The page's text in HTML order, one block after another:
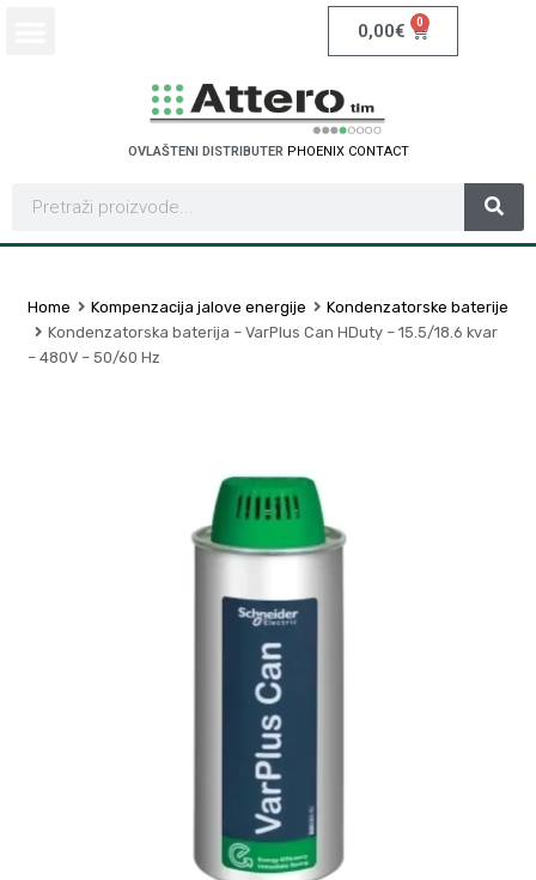
0,00€ 0
OVLAŠTENI DISTRIBUTER PHOENIX CONTACT
Home Kompenzacija jalove energije
Kondenzatorske baterije
Kondenzatorska baterija – VarPlus Can HDuty – 15.5/18.6 kvar
– 480V – 50/60 Hz